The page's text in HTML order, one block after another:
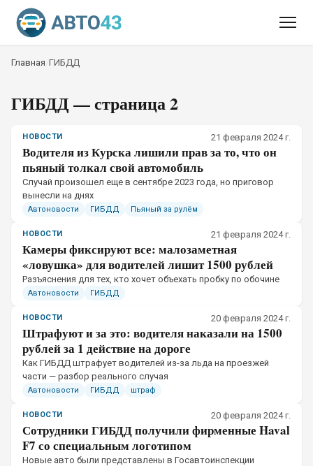
Главная ГИБДД
ГИБДД— страница 2
НОВОСТИ 21 февраля 2024 г.
Водителя из Курска лишили прав за то, что он
пьяный толкал свой автомобиль
Случай произошел еще в сентябре 2023 года, но приговор
вынесли на днях
Автоновости ГИБДД Пьяный за рулём
НОВОСТИ 21 февраля 2024 г.
Камеры фиксируют все: малозаметная
«ловушка» для водителей лишит 1500 рублей
Разъяснения для тех, кто хочет объехать пробку по обочине
Автоновости ГИБДД
НОВОСТИ 20 февраля 2024 г.
Штрафуют и за это: водителя наказали на 1500
рублей за 1 действие на дороге
Как ГИБДД штрафует водителей из-за льда на проезжей
части — разбор реального случая
Автоновости ГИБДД штраф
НОВОСТИ 20 февраля 2024 г.
Сотрудники ГИБДД получили фирменные Haval
F7 со специальным логотипом
Новые авто были представлены в Госавтоинспекции